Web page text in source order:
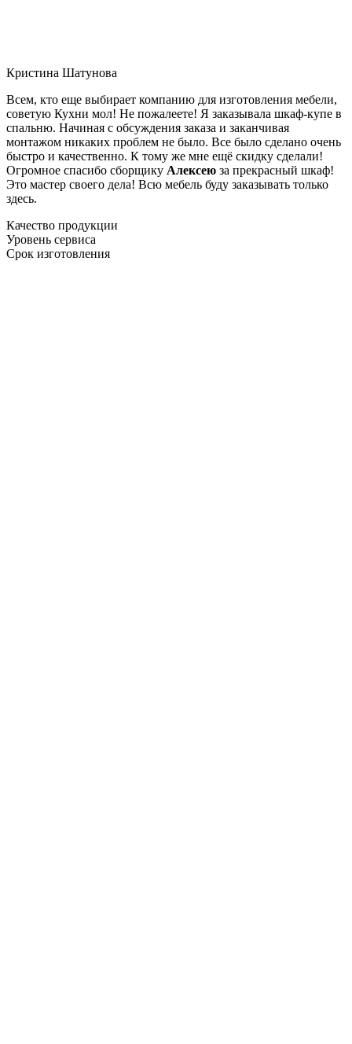
Кристина Шатунова
Всем, кто еще выбирает компанию для изготовления мебели,
советую Кухни мол! Не пожалеете! Я заказывала шкаф-купе в
спальню. Начиная с обсуждения заказа и заканчивая
монтажом никаких проблем не было. Все было сделано очень
быстро и качественно. К тому же мне ещё скидку сделали!
Огромное спасибо сборщику Алексею за прекрасный шкаф!
Это мастер своего дела! Всю мебель буду заказывать только
здесь.
Качество продукции
Уровень сервиса
Срок изготовления